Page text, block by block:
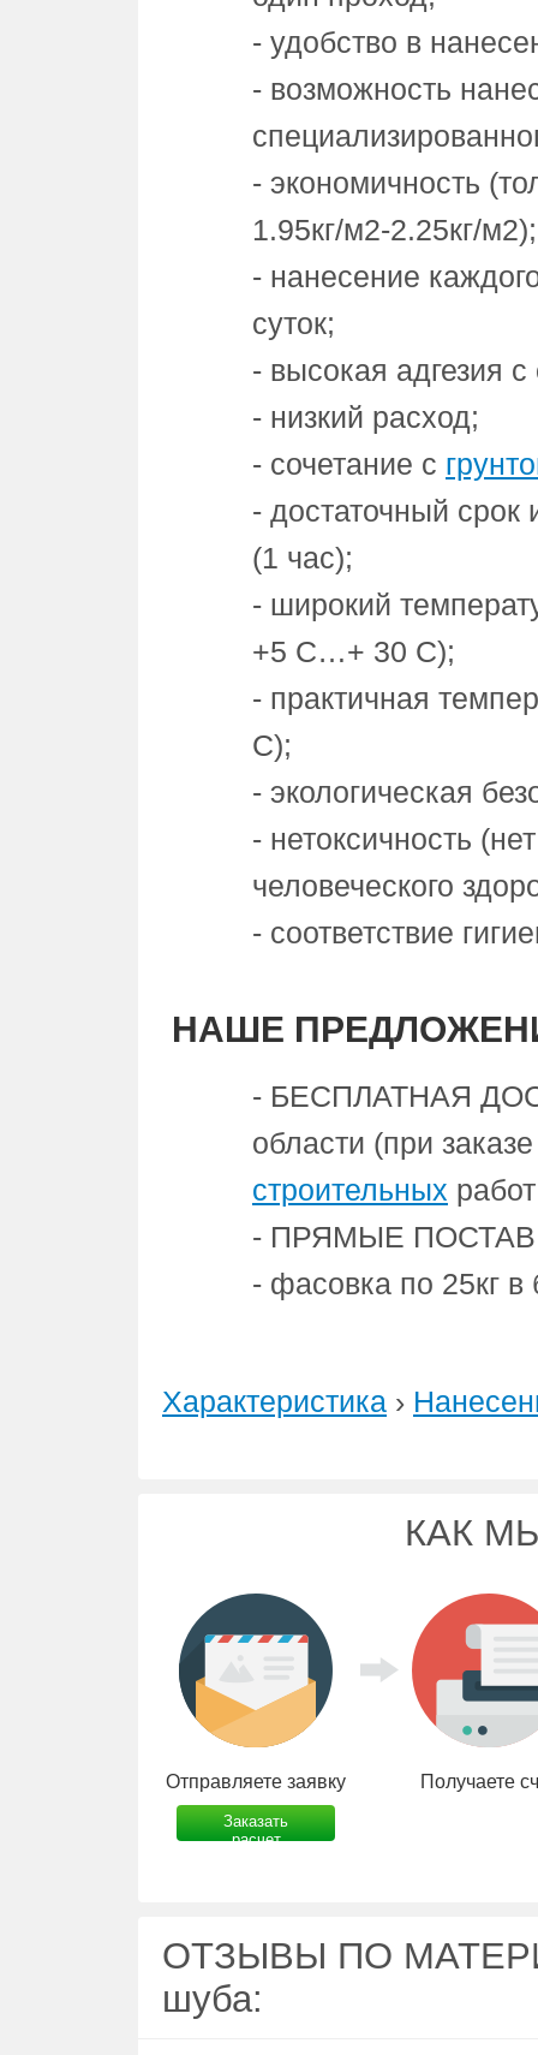
- удобство в
- возможность
- экономичность
1.95кг/м2-2.25кг/м2);
- нанесение
суток;
- высокая адгезия
- низкий расход;
- сочетание с
- достаточный срок
(1 час);
- широкий
+5 С…+ 30 С);
- практичная
C);
- экологическая
- нетоксичность
человеческого
- соответствие
НАШЕ
- БЕСПЛАТНАЯ
области (при
строительных
- ПРЯМЫЕ
- фасовка по 25кг
Характеристика ›
КАК
Отправляете заявку
Заказать
расчет
Получаете
ОТЗЫВЫ ПО
шуба: